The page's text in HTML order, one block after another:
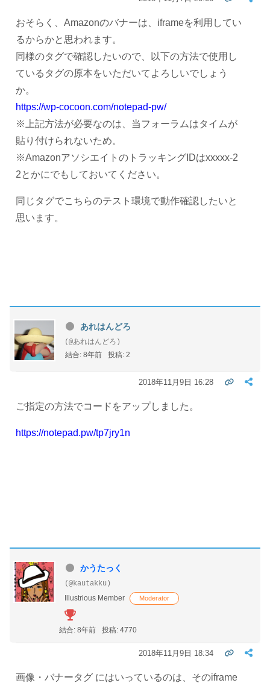
おそらく、Amazonのバナーは、iframeを利用してい
るからかと思われます。
同様のタグで確認したいので、以下の方法で使用し
ているタグの原本をいただいてよろしいでしょう
か。
https://wp-cocoon.com/notepad-pw/
※上記方法が必要なのは、当フォーラムはタイムが
貼り付けられないため。
※AmazonアソシエイトのトラッキングIDはxxxxx-2
2とかにでもしておいてください。
同じタグでこちらのテスト環境で動作確認したいと
思います。
あれはんどろ
(@あれはんどろ)
結合: 8年前
投稿: 2
2018年11月9日 16:28
ご指定の方法でコードをアップしました。
https://notepad.pw/tp7jry1n
かうたっく
(@kautakku)
Illustrious Member
Moderator
結合: 8年前 投稿: 4770
2018年11月9日 18:34
画像・バナータグ にはいっているのは、そのiframe